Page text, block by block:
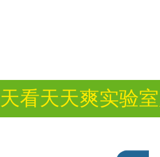
看天天爽实验